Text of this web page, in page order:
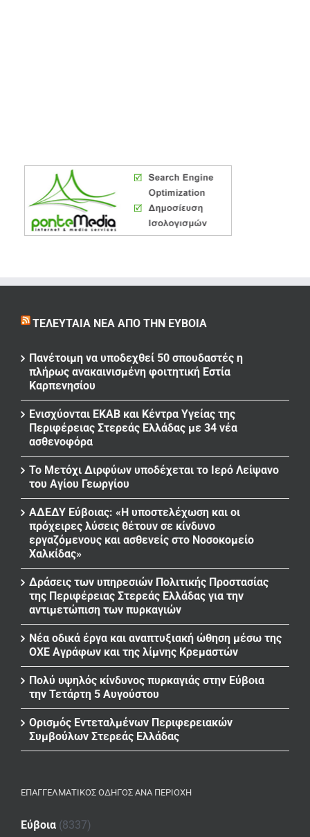
ΤΕΛΕΥΤΑΊΑ ΝΈΑ ΑΠΌ ΤΗΝ ΕΎΒΟΙΑ
Πανέτοιμη να υποδεχθεί 50 σπουδαστές η
πλήρως ανακαινισμένη φοιτητική Εστία
Καρπενησίου
Ενισχύονται ΕΚΑΒ και Κέντρα Υγείας της
Περιφέρειας Στερεάς Ελλάδας με 34 νέα
ασθενοφόρα
Το Μετόχι Διρφύων υποδέχεται το Ιερό Λείψανο
του Αγίου Γεωργίου
ΑΔΕΔΥ Εύβοιας: «Η υποστελέχωση και οι
πρόχειρες λύσεις θέτουν σε κίνδυνο
εργαζόμενους και ασθενείς στο Νοσοκομείο
Χαλκίδας»
Δράσεις των υπηρεσιών Πολιτικής Προστασίας
της Περιφέρειας Στερεάς Ελλάδας για την
αντιμετώπιση των πυρκαγιών
Νέα οδικά έργα και αναπτυξιακή ώθηση μέσω της
ΟΧΕ Αγράφων και της λίμνης Κρεμαστών
Πολύ υψηλός κίνδυνος πυρκαγιάς στην Εύβοια
την Τετάρτη 5 Αυγούστου
Ορισμός Εντεταλμένων Περιφερειακών
Συμβούλων Στερεάς Ελλάδας
ΕΠΑΓΓΕΛΜΑΤΙΚΌΣ ΟΔΗΓΌΣ ΑΝΆ ΠΕΡΙΟΧΉ
Εύβοια (8337)